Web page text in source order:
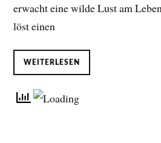
erwacht eine wilde Lust am
löst einen
WEITERLESEN